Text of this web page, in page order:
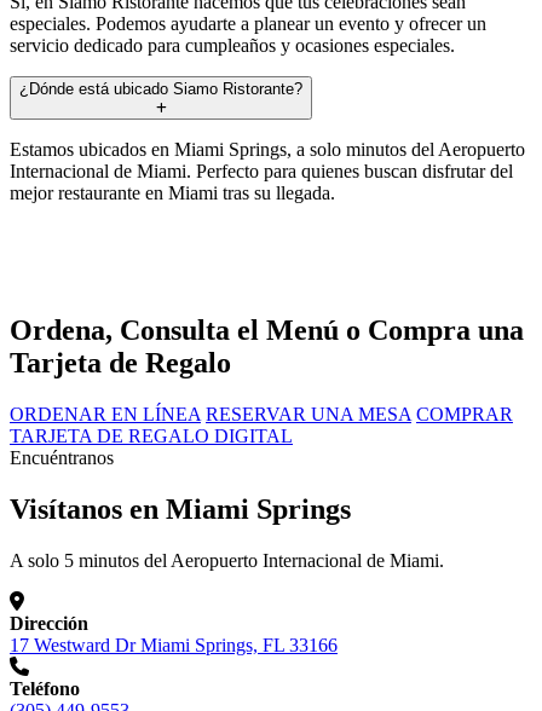
especiales. Podemos ayudarte a planear un evento y ofrecer un
servicio dedicado para cumpleaños y ocasiones especiales.
¿Dónde está ubicado Siamo Ristorante?
Estamos ubicados en Miami Springs, a solo minutos del Aeropuerto
Internacional de Miami. Perfecto para quienes buscan disfrutar del
mejor restaurante en Miami tras su llegada.
Ordena, Consulta el Menú o Compra una
Tarjeta de Regalo
ORDENAR EN LÍNEA RESERVAR UNA MESA COMPRAR
TARJETA DE REGALO DIGITAL
Encuéntranos
Visítanos en Miami Springs
A solo 5 minutos del Aeropuerto Internacional de Miami.
Dirección
17 Westward Dr Miami Springs, FL 33166
Teléfono